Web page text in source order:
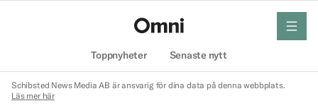
Toppnyheter Senaste nytt
meny
Schibsted News Media AB är ansvarig för dina data på denna webbplats.
Läs mer här